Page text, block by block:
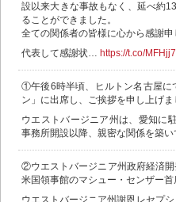
設以来大きな事故もなく、延べ約
ることができました。
全ての関係者の皆様に心から感謝申
代表して感謝状… https://t.co/
①午後6時半頃、ヒルトン名古屋に
ン」に出席し、ご挨拶を申し上げま
ウエストバージニア州は、愛知に
事務所開設以降、親密な関係を築
②ウエストバージニア州政府経済
米国領事館のマシュー・センザー首
ウエストバージニア州謝恩レセプシ